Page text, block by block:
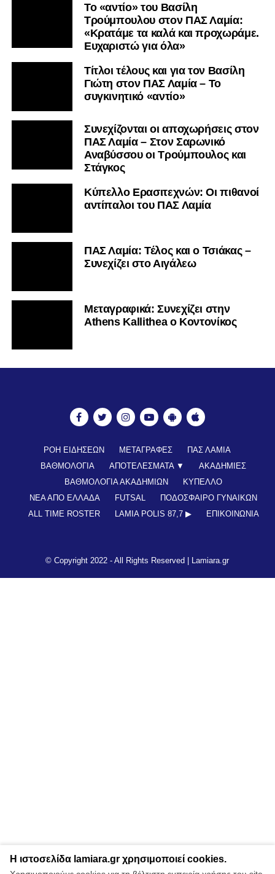
Το «αντίο» του Βασίλη
Τρούμπουλου στον ΠΑΣ Λαμία:
«Κρατάμε τα καλά και προχωράμε.
Ευχαριστώ για όλα»
Τίτλοι τέλους και για τον Βασίλη
Γιώτη στον ΠΑΣ Λαμία – Το
συγκινητικό «αντίο»
Συνεχίζονται οι αποχωρήσεις στον
ΠΑΣ Λαμία – Στον Σαρωνικό
Αναβύσσου οι Τρούμπουλος και
Στάγκος
Κύπελλο Ερασιτεχνών: Οι πιθανοί
αντίπαλοι του ΠΑΣ Λαμία
ΠΑΣ Λαμία: Τέλος και ο Τσιάκας –
Συνεχίζει στο Αιγάλεω
Mεταγραφικά: Συνεχίζει στην
Athens Kallithea ο Κοντονίκος
ΡΟΗ ΕΙΔΗΣΕΩΝ ΜΕΤΑΓΡΑΦΕΣ
ΠΑΣ ΛΑΜΙΑ
ΒΑΘΜΟΛΟΓΙΑ
ΑΠΟΤΕΛΕΣΜΑΤΑ ▼
ΑΚΑΔΗΜΙΕΣ
ΒΑΘΜΟΛΟΓΙΑ ΑΚΑΔΗΜΙΩΝ
ΚΥΠΕΛΛΟ
ΝΕΑ ΑΠΟ ΕΛΛΑΔΑ
FUTSAL
ΠΟΔΟΣΦΑΙΡΟ ΓΥΝΑΙΚΩΝ
ALL TIME ROSTER
LAMIA POLIS 87,7 ▶︎ ΕΠΙΚΟΙΝΩΝΊΑ
© Copyright 2022 - All Rights Reserved | Lamiara.gr
Η ιστοσελίδα lamiara.gr χρησιμοποιεί cookies.